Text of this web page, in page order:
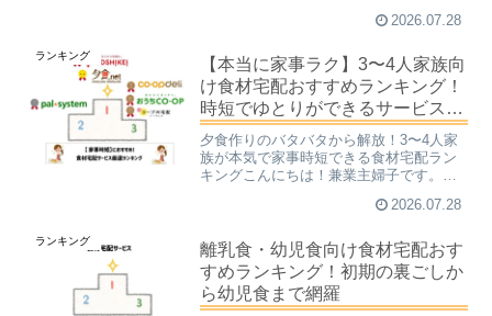
日のごはん作りは本当に大変ですよね。
る体力が残っていない……」...
2026.07.28
ランキング
【本当に家事ラク】3〜4人家族向
け食材宅配おすすめランキング！
時短でゆとりができるサービスを
徹底比較
夕食作りのバタバタから解放！3〜4人家
族が本気で家事時短できる食材宅配ラン
キングこんにちは！兼業主婦子です。
食作りが本当に戦場……」 「3〜4人分の
く時間が足りない！」...
2026.07.28
ランキング
離乳食・幼児食向け食材宅配おす
すめランキング！初期の裏ごしか
ら幼児食まで網羅